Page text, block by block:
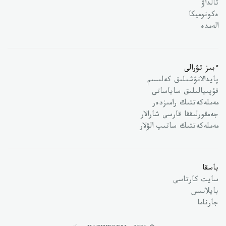
تالداۋ
ەكونوميكا
الەمدە
ءبىز تۋرالى
پايدالانۋشىلىق كەلىسىم
قۇپىيالىلىق ساياساتى
مەملەكەتتىك رامىزدەر
جەمقورلىققا قارسى شارالار
مەملەكەتتىك ساتىپ الۋلار
باسقا
سايت كارتاسى
بايلانىس
جارناما